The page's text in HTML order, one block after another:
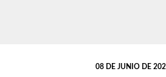
08 DE JUNIO DE